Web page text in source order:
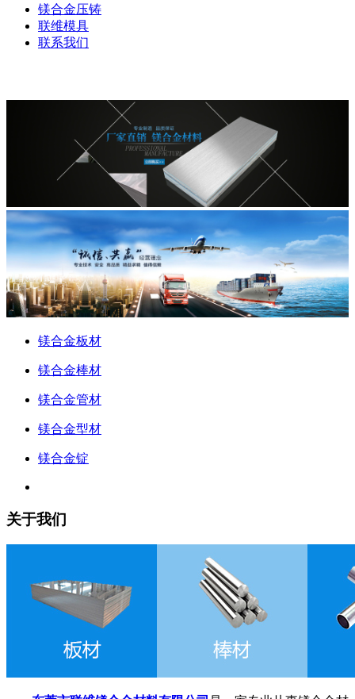
镁合金压铸
联维模具
联系我们
镁合金板材
镁合金棒材
镁合金管材
镁合金型材
镁合金锭
关于我们